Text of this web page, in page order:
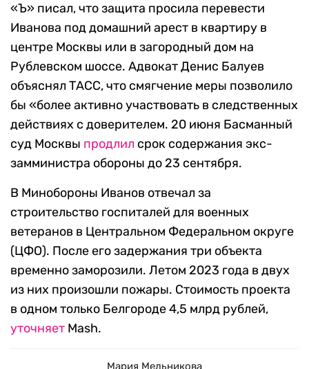
«Ъ» писал, что защита просила перевести
Иванова под домашний арест в квартиру в
центре Москвы или в загородный дом на
Рублевском шоссе. Адвокат Денис Балуев
объяснял ТАСС, что смягчение меры позволило
бы «более активно участвовать в следственных
действиях с доверителем. 20 июня Басманный
суд Москвы продлил срок содержания экс-
замминистра обороны до 23 сентября.
В Минобороны Иванов отвечал за
строительство госпиталей для военных
ветеранов в Центральном Федеральном округе
(ЦФО). После его задержания три объекта
временно заморозили. Летом 2023 года в двух
из них произошли пожары. Стоимость проекта
в одном только Белгороде 4,5 млрд рублей,
уточняет Mash.
Мария Мельникова